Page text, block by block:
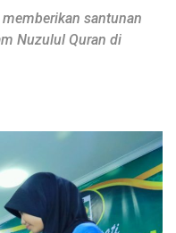
memberikan santunan
Nuzulul Quran di